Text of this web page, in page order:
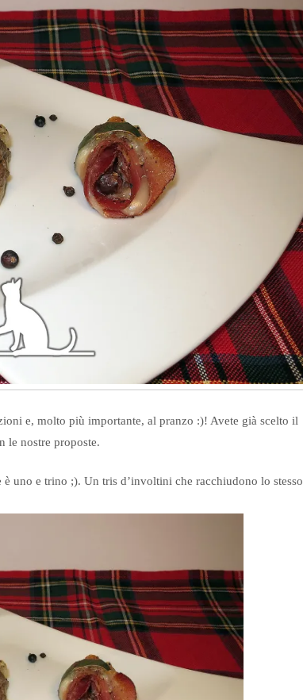
e, molto più importante, al pranzo :)! Avete già scelto il
le nostre proposte.
uno e trino ;). Un tris d’involtini che racchiudono lo stesso